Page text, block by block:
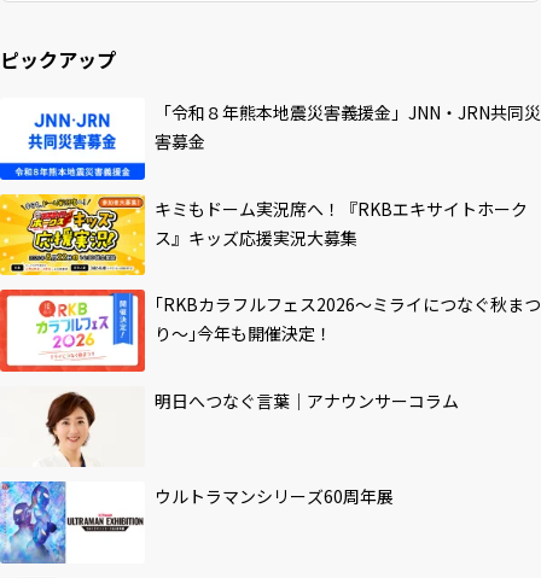
ピックアップ
「令和８年熊本地震災害義援金」JNN・JRN共同災
害募金
キミもドーム実況席へ！『RKBエキサイトホーク
ス』キッズ応援実況大募集
｢RKBカラフルフェス2026～ミライにつなぐ秋まつ
り～｣今年も開催決定！
明日へつなぐ言葉｜アナウンサーコラム
ウルトラマンシリーズ60周年展